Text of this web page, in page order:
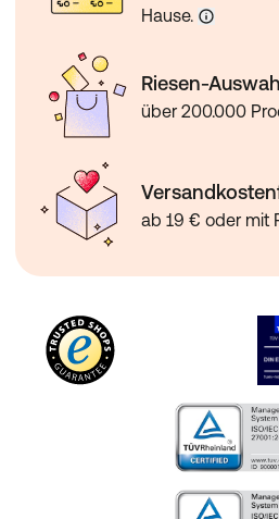
Hause.
Riesen-
über 200.000
ab 19 € oder mit